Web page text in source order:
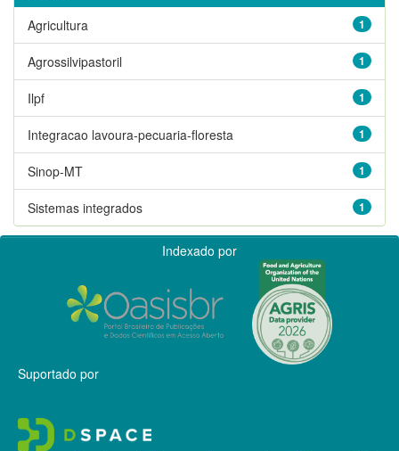
1
Agricultura
1
Agrossilvipastoril
1
Ilpf
1
Integracao lavoura-pecuaria-floresta
1
Sinop-MT
1
Sistemas integrados
Indexado por
Suportado por